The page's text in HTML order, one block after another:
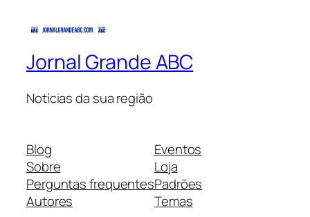
Jornal Grande ABC
Notícias da sua região
Blog
Sobre
Perguntas frequentes
Autores
Eventos
Loja
Padrões
Temas